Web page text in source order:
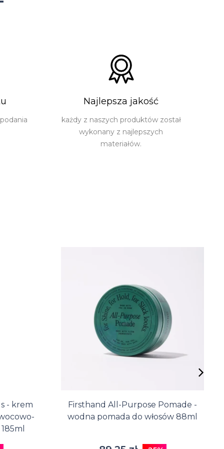
Najlepsza jakość
każdy z naszych produktów został
wykonany z najlepszych
materiałów.
- krem
Firsthand All-Purpose Pomade -
wodna pomada do włosów 88ml